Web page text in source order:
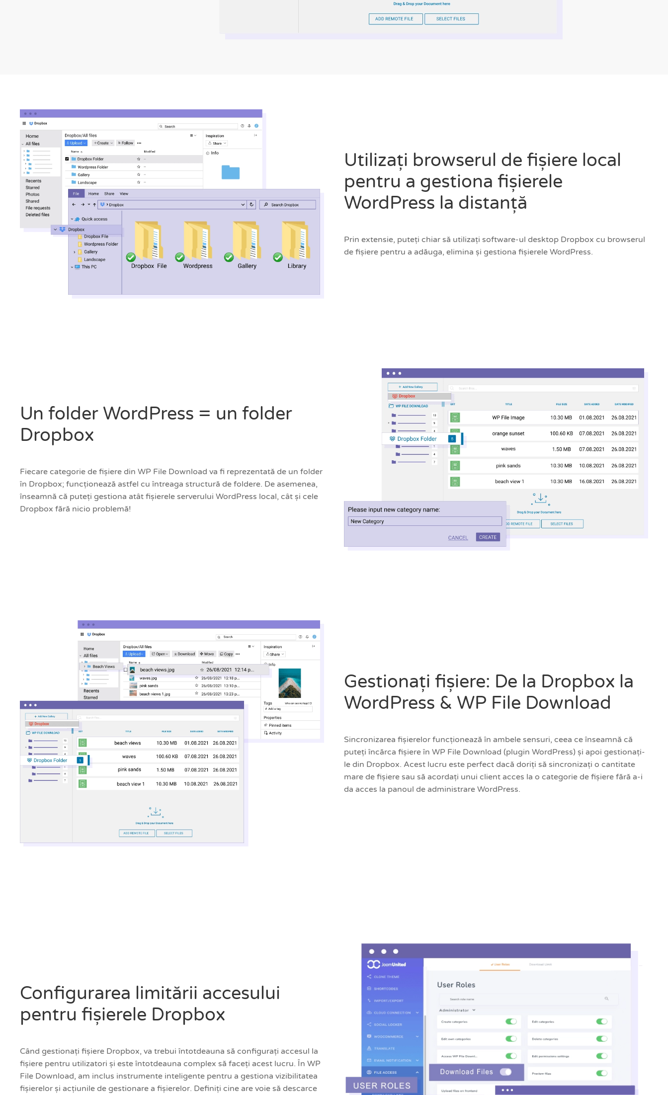
Utilizați browserul de fișiere local
pentru a gestiona fișierele
WordPress la distanță
Prin extensie, puteți chiar să utilizați software-ul desktop Dropbox cu browserul
de fișiere pentru a adăuga, elimina și gestiona fișierele WordPress.
Un folder WordPress = un folder
Dropbox
Fiecare categorie de fișiere din WP File Download va fi reprezentată de un folder
în Dropbox; funcționează astfel cu întreaga structură de foldere. De asemenea,
înseamnă că puteți gestiona atât fișierele serverului WordPress local, cât și cele
Dropbox fără nicio problemă!
Gestionați fișiere: De la Dropbox la
WordPress & WP File Download
Sincronizarea fișierelor funcționează în ambele sensuri, ceea ce înseamnă că
puteți încărca fișiere în WP File Download (plugin WordPress) și apoi gestionați-
le din Dropbox. Acest lucru este perfect dacă doriți să sincronizați o cantitate
mare de fișiere sau să acordați unui client acces la o categorie de fișiere fără a-i
da acces la panoul de administrare WordPress.
Configurarea limitării accesului
pentru fișierele Dropbox
Când gestionați fișiere Dropbox, va trebui întotdeauna să configurați accesul la
fișiere pentru utilizatori și este întotdeauna complex să faceți acest lucru. În WP
File Download, am inclus instrumente inteligente pentru a gestiona vizibilitatea
fișierelor și acțiunile de gestionare a fișierelor. Definiți cine are voie să descarce